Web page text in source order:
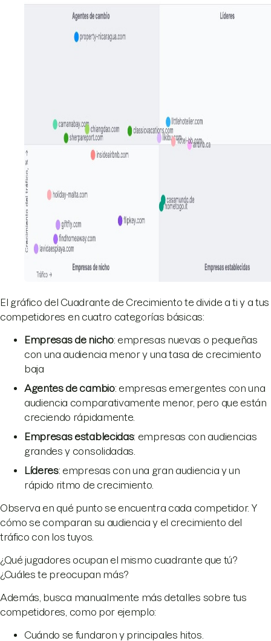
El gráfico del Cuadrante de Crecimiento te divide a ti y a tus
competidores en cuatro categorías básicas:
Empresas de nicho: empresas nuevas o pequeñas
con una audiencia menor y una tasa de crecimiento
baja
Agentes de cambio: empresas emergentes con una
audiencia comparativamente menor, pero que están
creciendo rápidamente.
Empresas establecidas: empresas con audiencias
grandes y consolidadas.
Líderes: empresas con una gran audiencia y un
rápido ritmo de crecimiento.
Observa en qué punto se encuentra cada competidor. Y
cómo se comparan su audiencia y el crecimiento del
tráfico con los tuyos.
¿Qué jugadores ocupan el mismo cuadrante que tú?
¿Cuáles te preocupan más?
Además, busca manualmente más detalles sobre tus
competidores, como por ejemplo:
Cuándo se fundaron y principales hitos.